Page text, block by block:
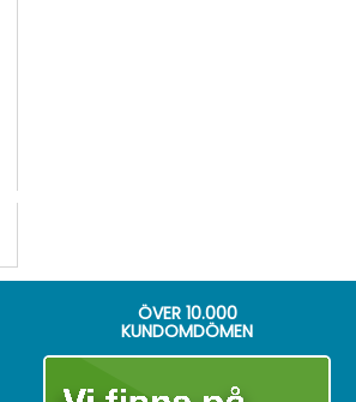
ÖVER 10.000
KUNDOMDÖMEN